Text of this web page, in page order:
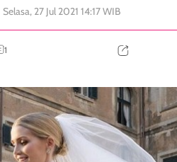
Selasa, 27 Jul 2021 14:17 WIB
1